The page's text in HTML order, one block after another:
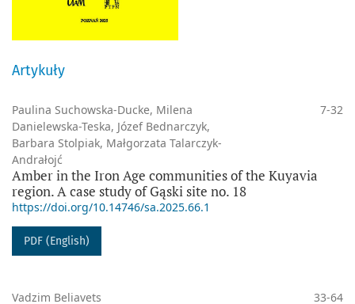
Artykuły
Paulina Suchowska-Ducke, Milena
Danielewska-Teska, Józef Bednarczyk,
Barbara Stolpiak, Małgorzata Talarczyk-
Andrałojć
7-32
Amber in the Iron Age communities of the Kuyavia
region. A case study of Gąski site no. 18
https://doi.org/10.14746/sa.2025.66.1
PDF (English)
Vadzim Beliavets 33-64